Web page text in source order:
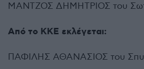
ΜΑΝΤΖΟΣ ΔΗΜΗΤΡΙΟΣ του
Από το ΚΚΕ εκλέγεται:
ΠΑΦΙΛΗΣ ΑΘΑΝΑΣΙΟΣ του